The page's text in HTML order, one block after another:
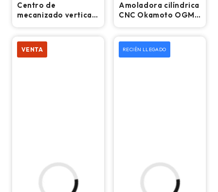
Centro de
mecanizado vertical
50 mm
Amoladora cilíndrica
CNC Okamoto OGM
VENTA RECIÉN LLEGADO